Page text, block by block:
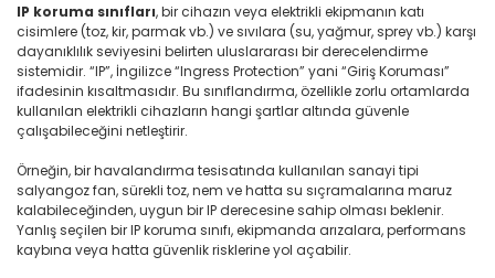
IP koruma sınıfları, bir cihazın veya elektrikli ekipmanın katı
cisimlere (toz, kir, parmak vb.) ve sıvılara (su, yağmur, sprey vb.) karşı
dayanıklılık seviyesini belirten uluslararası bir derecelendirme
sistemidir. “IP”, İngilizce “Ingress Protection” yani “Giriş Koruması”
ifadesinin kısaltmasıdır. Bu sınıflandırma, özellikle zorlu ortamlarda
kullanılan elektrikli cihazların hangi şartlar altında güvenle
çalışabileceğini netleştirir.
Örneğin, bir havalandırma tesisatında kullanılan sanayi tipi
salyangoz fan, sürekli toz, nem ve hatta su sıçramalarına maruz
kalabileceğinden, uygun bir IP derecesine sahip olması beklenir.
Yanlış seçilen bir IP koruma sınıfı, ekipmanda arızalara, performans
kaybına veya hatta güvenlik risklerine yol açabilir.